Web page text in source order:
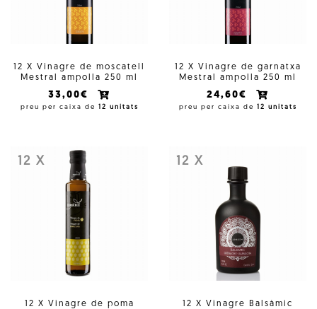
12 X Vinagre de moscatell
Mestral ampolla 250 ml
33,00€
preu per caixa de 12 unitats
12 X Vinagre de garnatxa
Mestral ampolla 250 ml
24,60€
preu per caixa de 12 unitats
12 X
12 X Vinagre de poma
12 X
12 X Vinagre Balsàmic